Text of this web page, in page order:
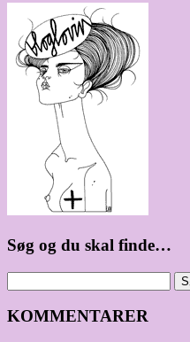
Søg og du skal finde…
KOMMENTARER